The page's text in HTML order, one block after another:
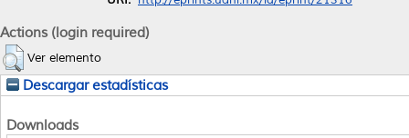
Actions (login required)
Ver elemento
Descargar estadísticas
Downloads